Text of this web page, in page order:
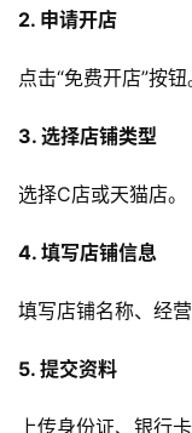
2. 申请开店
点击“免费开店”按钮
3. 选择店铺类型
选择C店或天猫店。
4. 填写店铺信息
填写店铺名称、经
5. 提交资料
上传身份证、银行